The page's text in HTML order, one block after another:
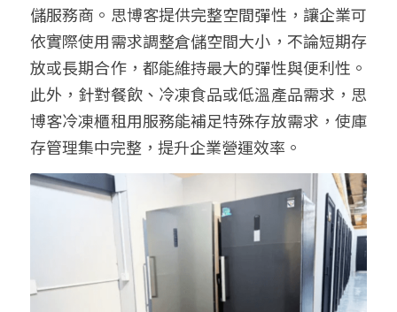
儲服務商。 思博客提供完整空間彈性，讓企業可
依實際使用需求調整倉儲空間大小 ， 不論短期存
放或長期合作， 都能維持最大的彈性與便利性 。
此外，針對餐飲、冷凍食品或低溫產品需求，思
博客冷凍櫃租用服務能補足特殊存放需求，使庫
存管理集中完整，提升企業營運效率。